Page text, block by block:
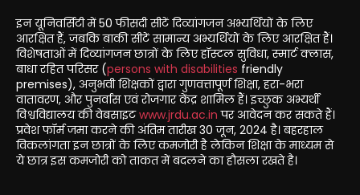
इन यूनिवर्सिटी में 50 फीसदी सीटें दिव्यांगजन अभ्यर्थियों के लिए
आरक्षित हैं, जबकि बाकी सीटें सामान्य अभ्यर्थियों के लिए आरक्षित हैं।
विशेषताओं में दिव्यांगजन छात्रों के लिए हॉस्टल सुविधा, स्मार्ट क्लास,
बाधा रहित परिसर (persons with disabilities friendly
premises), अनुभवी शिक्षकों द्वारा गुणवत्तापूर्ण शिक्षा, हरा-भरा
वातावरण, और पुनर्वास एवं रोजगार केंद्र शामिल हैं। इच्छुक अभ्यर्थी
विश्वविद्यालय की वेबसाइटwww.jrdu.ac.in पर आवेदन कर सकते हैं।
प्रवेश फॉर्म जमा करने की अंतिम तारीख 30 जून, 2024 है। बहरहाल
विकलांगता इन छात्रों के लिए कमजोरी है लेकिन शिक्षा के माध्यम से
ये छात्र इस कमजोरी को ताकत में बदलने का हौसला रखते है।